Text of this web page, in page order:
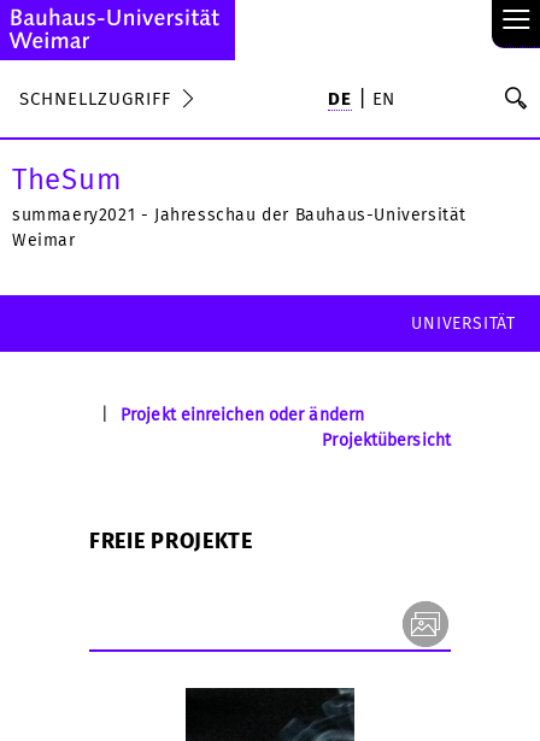
≡
SCHNELLZUGRIFF DE EN
TheSum
summaery2021 - Jahresschau der Bauhaus-Universität
Weimar
UNIVERSITÄT
Projekt einreichen oder ändern
Projektübersicht
FREIE PROJEKTE